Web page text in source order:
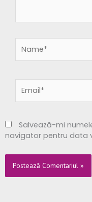
Salvează-mi
navigator pentru data